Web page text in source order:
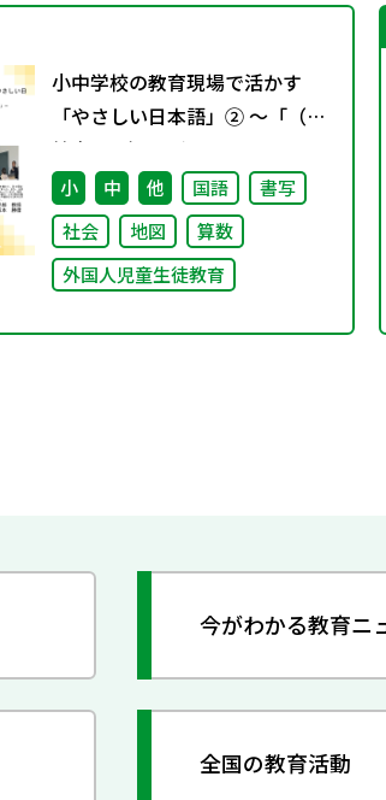
小中学校の教育現場で活かす
「やさしい日本語」② ～「（学
校内での）子どもたちへのやさ
しい日本語」～
小 中 他 国語
書写
社会
地図
算数
外国人児童生徒教育
今がわかる教育ニ
全国の教育活動